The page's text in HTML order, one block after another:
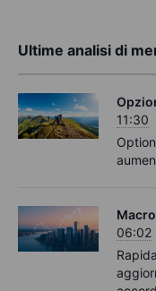
Ultime analisi di
11:30
Macro
06:02